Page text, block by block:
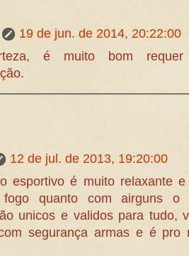
19 de jun. de 2014, 20:22:00
é muito bom
12 de jul. de 2013, 19:20:00
esportivo é muito relaxante
quanto com airguns o
unicos e validos para tudo,
segurança armas e é pro